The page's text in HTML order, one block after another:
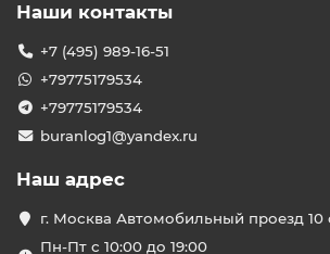
Наши контакты
+7 (495) 989-16-51
+79775179534
+79775179534
buranlog1@yandex.ru
Наш адрес
г. Москва Автомобильный проезд 10
Пн-Пт с 10:00 до 19:00